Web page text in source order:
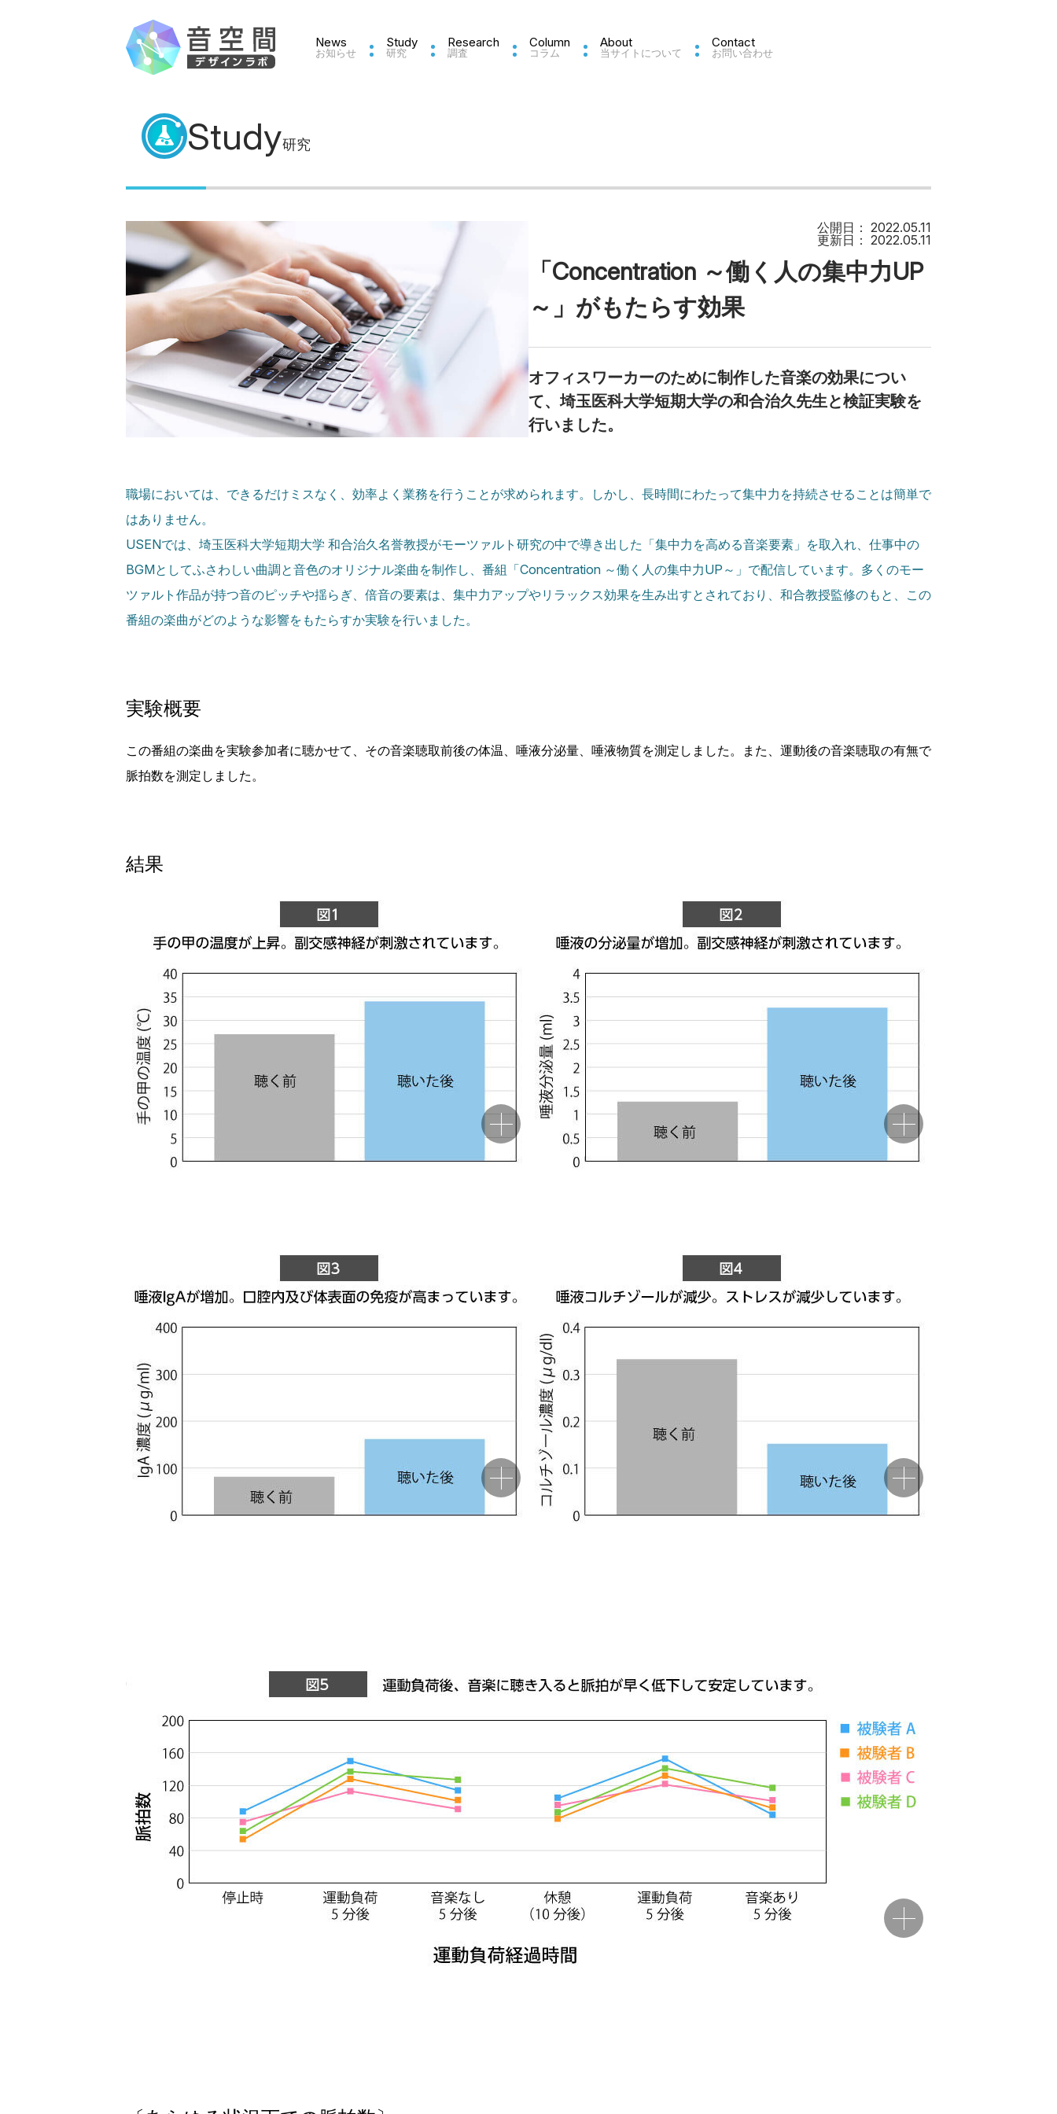
News
お知らせ
Study
研究
Research
調査
Column
コラム
About
当サイトについて
Contact
お問い合わせ
Study研究
公開日： 2022.05.11
更新日： 2022.05.11
「Concentration ～働く人の集中力UP
～」がもたらす効果
オフィスワーカーのために制作した音楽の効果につい
て、埼玉医科大学短期大学の和合治久先生と検証実験を
行いました。
職場においては、できるだけミスなく、効率よく業務を行うことが求められます。しかし、長時間にわたって集中力を持続させることは簡単で
はありません。
USENでは、埼玉医科大学短期大学 和合治久名誉教授がモーツァルト研究の中で導き出した「集中力を高める音楽要素」を取入れ、仕事中の
BGMとしてふさわしい曲調と音色のオリジナル楽曲を制作し、番組「Concentration ～働く人の集中力UP～」で配信しています。多くのモー
ツァルト作品が持つ音のピッチや揺らぎ、倍音の要素は、集中力アップやリラックス効果を生み出すとされており、和合教授監修のもと、この
番組の楽曲がどのような影響をもたらすか実験を行いました。
実験概要
この番組の楽曲を実験参加者に聴かせて、その音楽聴取前後の体温、唾液分泌量、唾液物質を測定しました。また、運動後の音楽聴取の有無で
脈拍数を測定しました。
結果